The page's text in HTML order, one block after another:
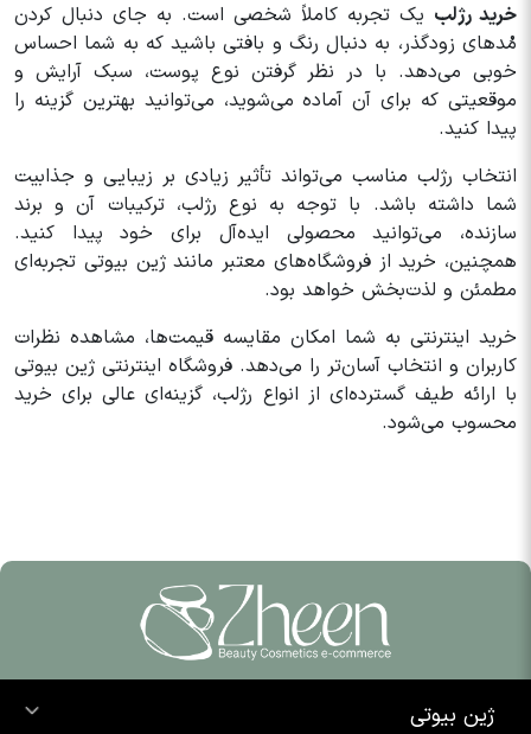
خرید رژلب یک تجربه کاملاً شخصی است. به جای دنبال کردن
مُدهای زودگذر، به دنبال رنگ و بافتی باشید که به شما احساس
خوبی می‌دهد. با در نظر گرفتن نوع پوست، سبک آرایش و
موقعیتی که برای آن آماده می‌شوید، می‌توانید بهترین گزینه را
پیدا کنید.
انتخاب رژلب مناسب می‌تواند تأثیر زیادی بر زیبایی و جذابیت
شما داشته باشد. با توجه به نوع رژلب، ترکیبات آن و برند
سازنده، می‌توانید محصولی ایده‌آل برای خود پیدا کنید.
همچنین، خرید از فروشگاه‌های معتبر مانند ژین بیوتی تجربه‌ای
مطمئن و لذت‌بخش خواهد بود.
خرید اینترنتی به شما امکان مقایسه قیمت‌ها، مشاهده نظرات
کاربران و انتخاب آسان‌تر را می‌دهد. فروشگاه اینترنتی ژین بیوتی
با ارائه طیف گسترده‌ای از انواع رژلب، گزینه‌ای عالی برای خرید
محسوب می‌شود.
ژین بیوتی